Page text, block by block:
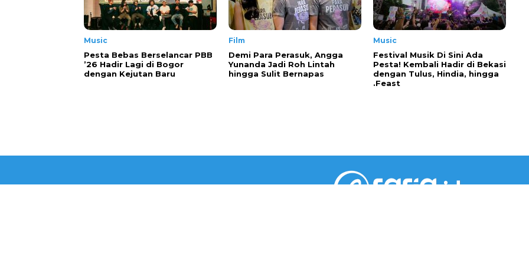
Music
Pesta Bebas Berselancar PBB
’26 Hadir Lagi di Bogor
dengan Kejutan Baru
Film
Demi Para Perasuk, Angga
Yunanda Jadi Roh Lintah
hingga Sulit Bernapas
Music
Festival Musik Di Sini Ada
Pesta! Kembali Hadir di Bekasi
dengan Tulus, Hindia, hingga
.Feast